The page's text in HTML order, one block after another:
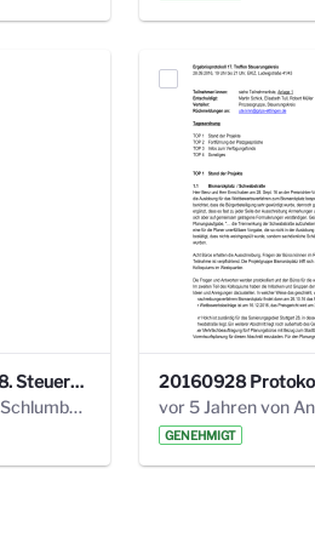
20161130 Protokoll 18. Steuerungskreis.pdf
vor 5 Jahren von Anni Schlumberger
GENEHMIGT